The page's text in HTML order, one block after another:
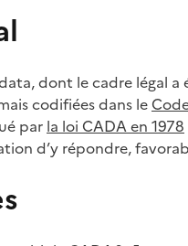
dont le cadre légal
codifiées dans le
par la loi CADA en 1978
d’y répondre,